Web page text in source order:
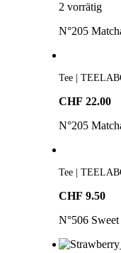
2 vorrätig
N°205
Tee |
CHF 22.00
N°205
Tee |
CHF 9.50
N°506